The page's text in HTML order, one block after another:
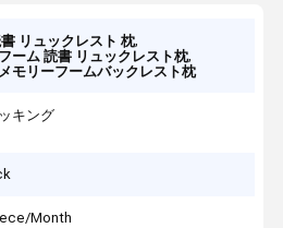
リュックレスト 枕,
ーム 読書 リュックレスト枕,
モリーフームバックレスト枕
キング
Month